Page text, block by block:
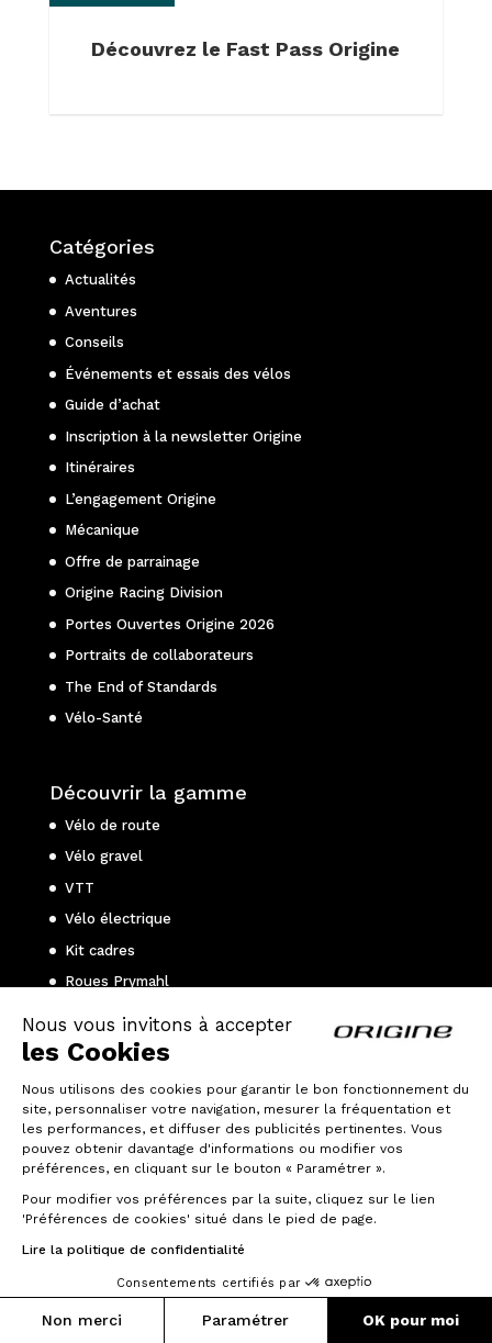
Nous vous invitons à accepter
les Cookies
Nous utilisons des cookies pour garantir le bon fonctionnement du
site, personnaliser votre navigation, mesurer la fréquentation et
les performances, et diffuser des publicités pertinentes. Vous
pouvez obtenir davantage d'informations ou modifier vos
préférences, en cliquant sur le bouton « Paramétrer ».
Pour modifier vos préférences par la suite, cliquez sur le lien
'Préférences de cookies' situé dans le pied de page.
Lire la politique de confidentialité
Consentements certifiés par
Non merci Paramétrer OK pour moi
Découvrez le Fast Pass Origine
Catégories
Actualités
Aventures
Conseils
Événements et essais des vélos
Guide d’achat
Inscription à la newsletter Origine
Itinéraires
L’engagement Origine
Mécanique
Offre de parrainage
Origine Racing Division
Portes Ouvertes Origine 2026
Portraits de collaborateurs
The End of Standards
Vélo-Santé
Découvrir la gamme
Vélo de route
Vélo gravel
VTT
Vélo électrique
Kit cadres
Roues Prymahl
Nos réseaux sociaux
Facebook
Instagram
Youtube
Zwift
Guide d’achat
Choisir son vélo de route ?